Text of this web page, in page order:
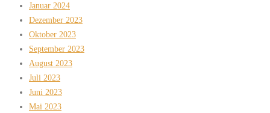
Januar 2024
Dezember 2023
Oktober 2023
September 2023
August 2023
Juli 2023
Juni 2023
Mai 2023